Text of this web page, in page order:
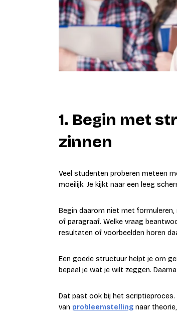
1. Begin met
zinnen
Veel studenten proberen meteen
moeilijk. Je kijkt naar een leeg
Begin daarom niet met
of paragraaf. Welke vraag
resultaten of voorbeelden horen
Een goede structuur helpt je om
bepaal je wat je wilt zeggen.
Dat past ook bij het scriptieproces.
van probleemstelling naar